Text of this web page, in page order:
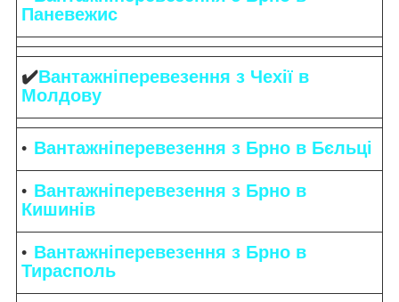
Паневежис
✔️Вантажніперевезення з Чехії в
Молдову
Вантажніперевезення з Брно в Бєльці
Вантажніперевезення з Брно в
Кишинів
Вантажніперевезення з Брно в
Тирасполь